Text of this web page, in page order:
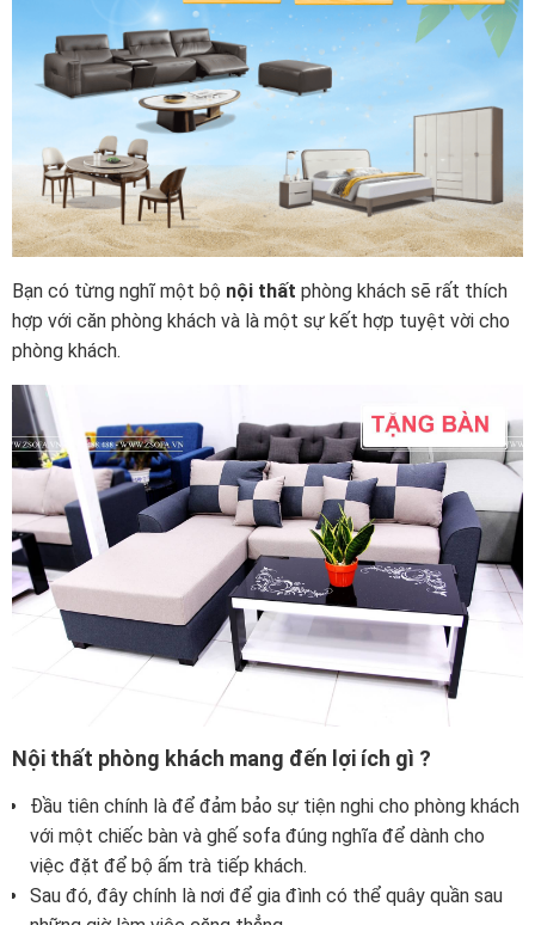
Bạn có từng nghĩ một bộ nội thất phòng khách sẽ rất thích
hợp với căn phòng khách và là một sự kết hợp tuyệt vời cho
phòng khách.
Nội thất phòng khách mang đến lợi ích gì ?
Đầu tiên chính là để đảm bảo sự tiện nghi cho phòng khách
với một chiếc bàn và ghế sofa đúng nghĩa để dành cho
việc đặt để bộ ấm trà tiếp khách.
Sau đó, đây chính là nơi để gia đình có thể quây quần sau